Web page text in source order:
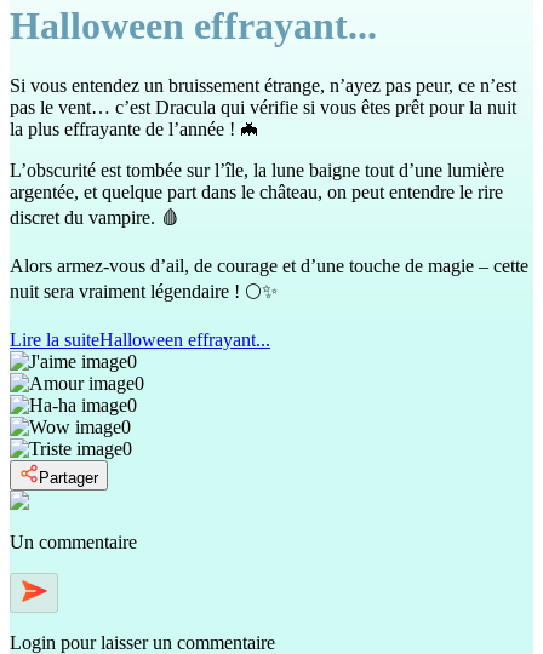
Halloween effrayant...
Si vous entendez un bruissement étrange, n’ayez pas peur, ce n’est
pas le vent… c’est Dracula qui vérifie si vous êtes prêt pour la nuit
la plus effrayante de l’année ! 🦇
L’obscurité est tombée sur l’île, la lune baigne tout d’une lumière
argentée, et quelque part dans le château, on peut entendre le rire
discret du vampire. 🩸
Alors armez-vous d’ail, de courage et d’une touche de magie – cette
nuit sera vraiment légendaire ! 🌕✨
Lire la suiteHalloween effrayant...
0
0
0
0
0
Partager
Un commentaire
Login pour laisser un commentaire